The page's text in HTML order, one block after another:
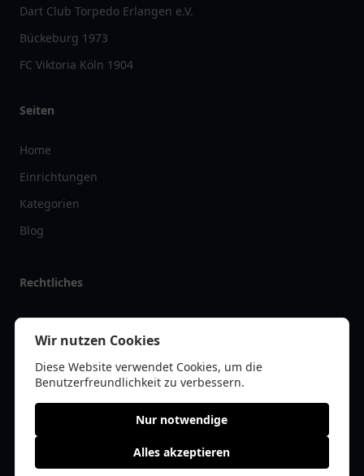
Dart Club Torpedo Erlangen e.V.
Bückeburg 1973
FC Viktoria Köln 1904
Seiten
Home
Einrichtungen
Kategorien
Blog
Rechtliches
Impressum
Datenschutz
Kontakt
© 2026 vereinlist.de | Alle Rechte vorbehalten | * =Affiliate-Links /
Wir nutzen Cookies
Diese Website verwendet Cookies, um die
Benutzerfreundlichkeit zu verbessern.
Nur notwendige
Alles akzeptieren